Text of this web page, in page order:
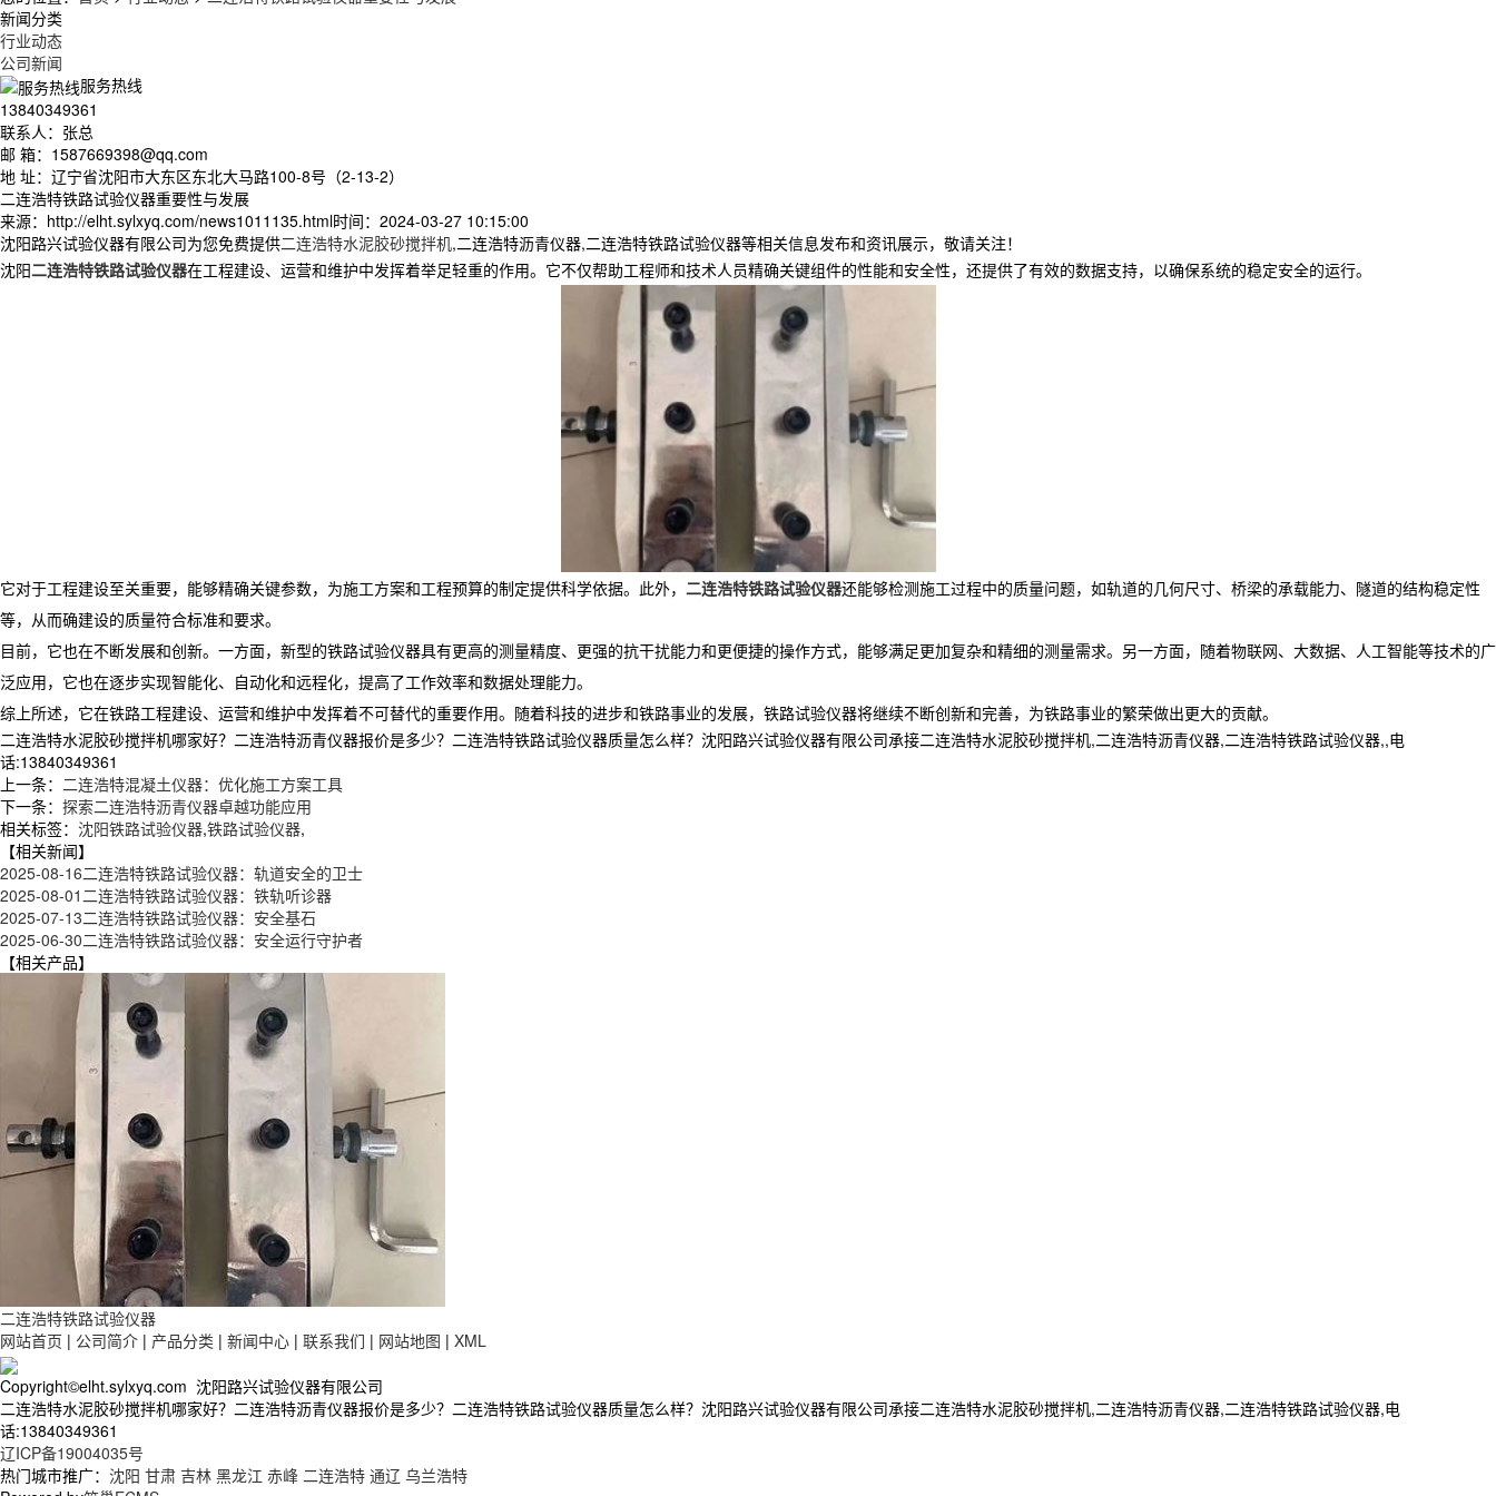
新闻分类
行业动态
公司新闻
服务热线
13840349361
联系人：张总
邮 箱：1587669398@qq.com
地 址：辽宁省沈阳市大东区东北大马路100-8号（2-13-2）
二连浩特铁路试验仪器重要性与发展
来源：http://elht.sylxyq.com/news1011135.html时间：2024-03-27 10:15:00
沈阳路兴试验仪器有限公司为您免费提供二连浩特水泥胶砂搅拌机,二连浩特沥青仪器,二连浩特铁路试验仪器等相关信息发布和资讯展示，敬请关注！
沈阳二连浩特铁路试验仪器在工程建设、运营和维护中发挥着举足轻重的作用。它不仅帮助工程师和技术人员精确关键组件的性能和安全性，还提供了有效的数据支持，以确保系统的稳定安全的运行。
它对于工程建设至关重要，能够精确关键参数，为施工方案和工程预算的制定提供科学依据。此外， 二连浩特铁路试验仪器还能够检测施工过程中的质量问题，如轨道的几何尺寸、桥梁的承载能力、隧道的结构稳定性
等，从而确建设的质量符合标准和要求。
目前，它也在不断发展和创新。一方面，新型的铁路试验仪器具有更高的测量精度、更强的抗干扰能力和更便捷的操作方式，能够满足更加复杂和精细的测量需求。另一方面，随着物联网、大数据、人工智能等技术的广
泛应用，它也在逐步实现智能化、自动化和远程化，提高了工作效率和数据处理能力。
综上所述，它在铁路工程建设、运营和维护中发挥着不可替代的重要作用。随着科技的进步和铁路事业的发展，铁路试验仪器将继续不断创新和完善，为铁路事业的繁荣做出更大的贡献。
二连浩特水泥胶砂搅拌机哪家好？二连浩特沥青仪器报价是多少？二连浩特铁路试验仪器质量怎么样？沈阳路兴试验仪器有限公司承接二连浩特水泥胶砂搅拌机,二连浩特沥青仪器,二连浩特铁路试验仪器,,电
话:13840349361
上一条： 二连浩特混凝土仪器：优化施工方案工具
下一条： 探索二连浩特沥青仪器卓越功能应用
相关标签： 沈阳铁路试验仪器,铁路试验仪器,
【相关新闻】
2025-08-16二连浩特铁路试验仪器：轨道安全的卫士
2025-08-01二连浩特铁路试验仪器：铁轨听诊器
2025-07-13二连浩特铁路试验仪器：安全基石
2025-06-30二连浩特铁路试验仪器：安全运行守护者
【相关产品】
二连浩特铁路试验仪器
网站首页 | 公司简介 | 产品分类 | 新闻中心 | 联系我们 | 网站地图 | XML
Copyright©elht.sylxyq.com 沈阳路兴试验仪器有限公司
二连浩特水泥胶砂搅拌机哪家好？二连浩特沥青仪器报价是多少？二连浩特铁路试验仪器质量怎么样？沈阳路兴试验仪器有限公司承接二连浩特水泥胶砂搅拌机,二连浩特沥青仪器,二连浩特铁路试验仪器,电
话:13840349361
辽ICP备19004035号
热门城市推广： 沈阳 甘肃 吉林 黑龙江 赤峰 二连浩特 通辽 乌兰浩特